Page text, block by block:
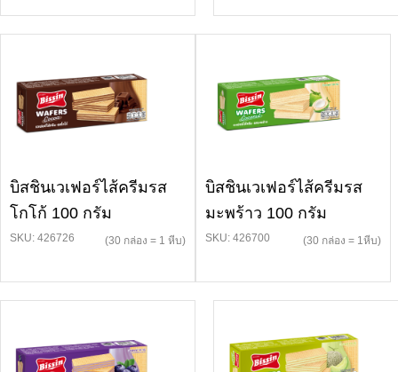
บิสชินเวเฟอร์ไส้ครีมรส
โกโก้ 100 กรัม
SKU: 426726 (30 กล่อง = 1 หีบ)
บิสชินเวเฟอร์ไส้ครีมรส
มะพร้าว 100 กรัม
SKU: 426700 (30 กล่อง = 1หีบ)